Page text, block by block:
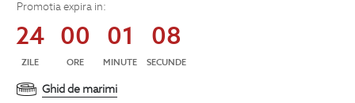
Promotia expira in:
24
ZILE
00
ORE
01
MINUTE
07
SECUNDE
Ghid de marimi